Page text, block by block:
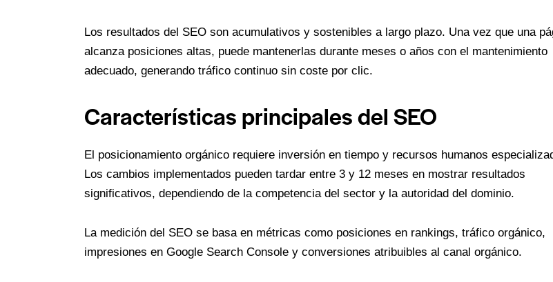
Los resultados del SEO son acumulativos y sostenibles a largo plazo. Una vez que una
alcanza posiciones altas, puede mantenerlas durante meses o años con el mantenimiento
adecuado, generando tráfico continuo sin coste por clic.
Características principales del SEO
El posicionamiento orgánico requiere inversión en tiempo y recursos humanos
Los cambios implementados pueden tardar entre 3 y 12 meses en mostrar resultados
significativos, dependiendo de la competencia del sector y la autoridad del dominio.
La medición del SEO se basa en métricas como posiciones en rankings, tráfico orgánico,
impresiones en Google Search Console y conversiones atribuibles al canal orgánico.